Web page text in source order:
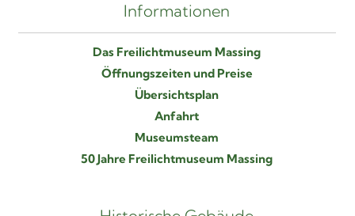
Informationen
Das Freilichtmuseum Massing
Öffnungszeiten und Preise
Übersichtsplan
Anfahrt
Museumsteam
50 Jahre Freilichtmuseum Massing